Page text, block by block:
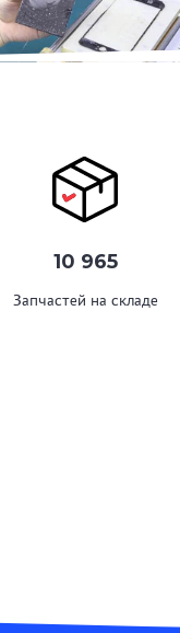
10 965
Запчастей на складе